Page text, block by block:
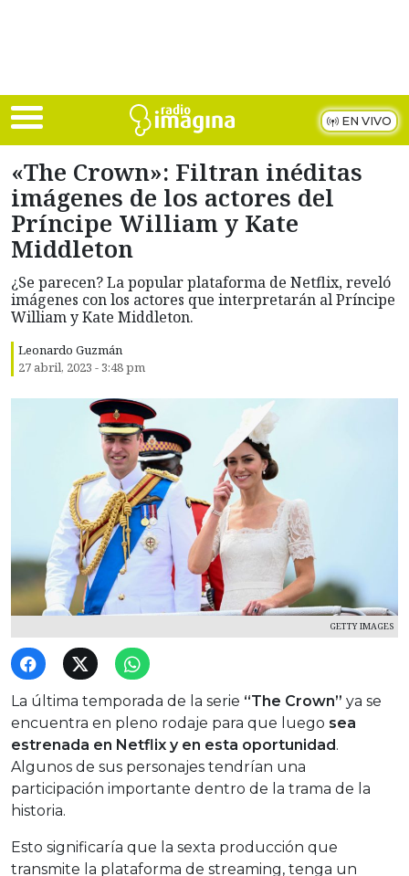
EN VIVO
«The Crown»: Filtran inéditas
imágenes de los actores del
Príncipe William y Kate
Middleton
¿Se parecen? La popular plataforma de Netflix, reveló
imágenes con los actores que interpretarán al Príncipe
William y Kate Middleton.
Leonardo Guzmán
27 abril, 2023 - 3:48 pm
GETTY IMAGES
La última temporada de la serie “The Crown” ya se
encuentra en pleno rodaje para que luego sea
estrenada en Netflix y en esta oportunidad .
Algunos de sus personajes tendrían una
participación importante dentro de la trama de la
historia.
Esto significaría que la sexta producción que
transmite la plataforma de streaming, tenga un